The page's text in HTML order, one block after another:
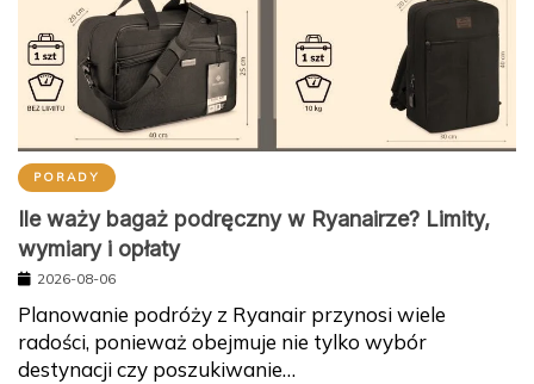
PORADY
Ile waży bagaż podręczny w Ryanairze? Limity,
wymiary i opłaty
2026-08-06
Planowanie podróży z Ryanair przynosi wiele
radości, ponieważ obejmuje nie tylko wybór
destynacji czy poszukiwanie…